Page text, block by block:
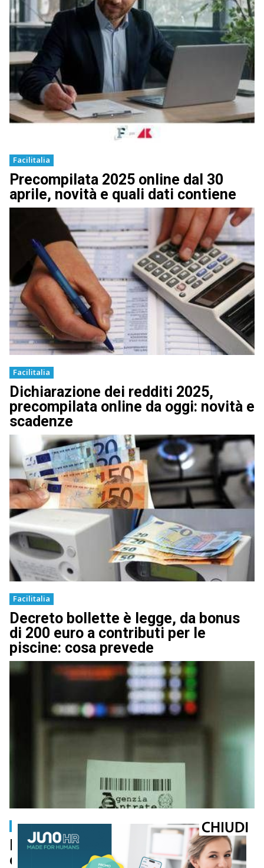
Facilitalia
Precompilata 2025 online dal 30
aprile, novità e quali dati contiene
Facilitalia
Dichiarazione dei redditi 2025,
precompilata online da oggi: novità e
scadenze
Facilitalia
Decreto bollette è legge, da bonus
di 200 euro a contributi per le
piscine: cosa prevede
Facilitalia
Rottamazione quater, riammissione
entro il 30 aprile